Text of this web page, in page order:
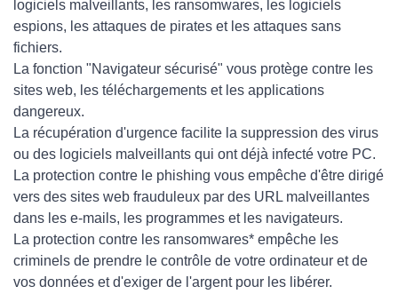
logiciels malveillants, les ransomwares, les logiciels
espions, les attaques de pirates et les attaques sans
fichiers.
La fonction "Navigateur sécurisé" vous protège contre les
sites web, les téléchargements et les applications
dangereux.
La récupération d'urgence facilite la suppression des virus
ou des logiciels malveillants qui ont déjà infecté votre PC.
La protection contre le phishing vous empêche d'être dirigé
vers des sites web frauduleux par des URL malveillantes
dans les e-mails, les programmes et les navigateurs.
La protection contre les ransomwares* empêche les
criminels de prendre le contrôle de votre ordinateur et de
vos données et d'exiger de l'argent pour les libérer.